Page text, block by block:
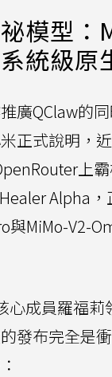
模型：
統級原
廣QClaw的
正式說明，
上
Alpha
與MiMo-V2-
心成員羅福莉
發布完全是